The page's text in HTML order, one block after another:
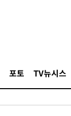
포토 TV뉴시스